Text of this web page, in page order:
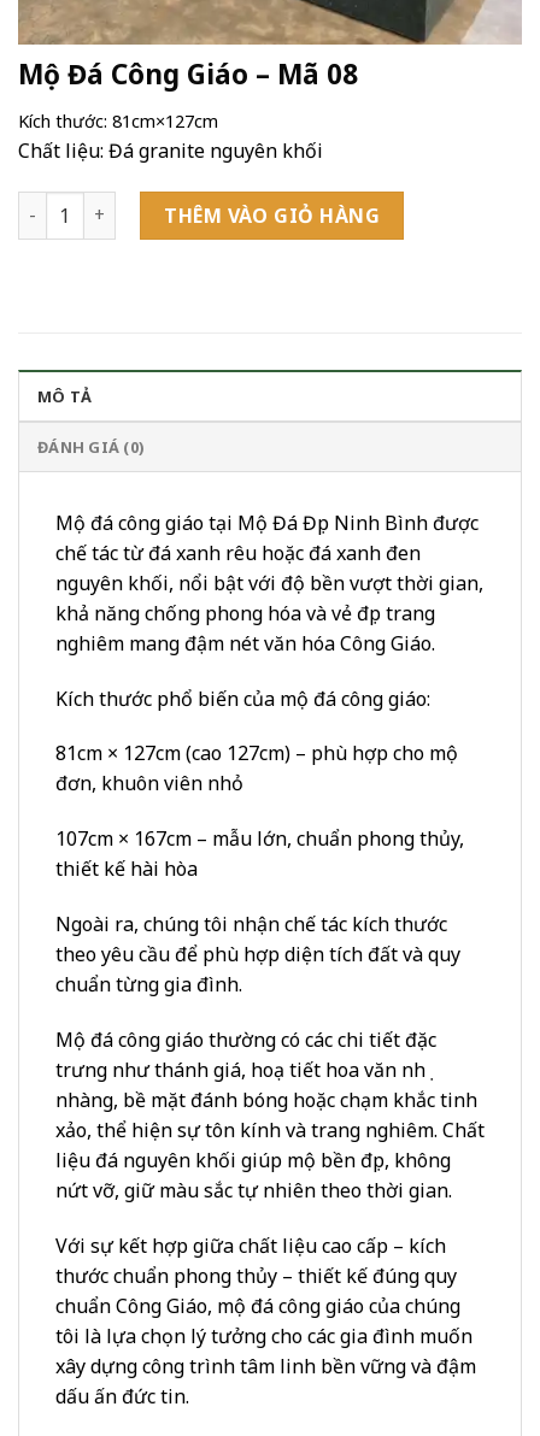
Mộ Đá Công Giáo – Mã 08
Kích thước: 81cm×127cm
Chất liệu: Đá granite nguyên khối
Mộ Đá Công Giáo - Mã 08 số lượng
THÊM VÀO GIỎ HÀNG
MÔ TẢ
ĐÁNH GIÁ (0)
Mộ đá công giáo tại Mộ Đá Đẹp Ninh Bình được
chế tác từ đá xanh rêu hoặc đá xanh đen
nguyên khối, nổi bật với độ bền vượt thời gian,
khả năng chống phong hóa và vẻ đẹp trang
nghiêm mang đậm nét văn hóa Công Giáo.
Kích thước phổ biến của mộ đá công giáo:
81cm × 127cm (cao 127cm) – phù hợp cho mộ
đơn, khuôn viên nhỏ
107cm × 167cm – mẫu lớn, chuẩn phong thủy,
thiết kế hài hòa
Ngoài ra, chúng tôi nhận chế tác kích thước
theo yêu cầu để phù hợp diện tích đất và quy
chuẩn từng gia đình.
Mộ đá công giáo thường có các chi tiết đặc
trưng như thánh giá, hoạ tiết hoa văn nhẹ
nhàng, bề mặt đánh bóng hoặc chạm khắc tinh
xảo, thể hiện sự tôn kính và trang nghiêm. Chất
liệu đá nguyên khối giúp mộ bền đẹp, không
nứt vỡ, giữ màu sắc tự nhiên theo thời gian.
Với sự kết hợp giữa chất liệu cao cấp – kích
thước chuẩn phong thủy – thiết kế đúng quy
chuẩn Công Giáo, mộ đá công giáo của chúng
tôi là lựa chọn lý tưởng cho các gia đình muốn
xây dựng công trình tâm linh bền vững và đậm
dấu ấn đức tin.